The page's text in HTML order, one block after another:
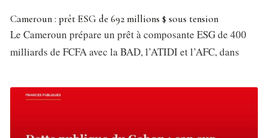
Cameroun : prêt ESG de 692 millions $ sous tension
Le Cameroun prépare un prêt à composante ESG de 400
milliards de FCFA avec la BAD, l’ATIDI et l’AFC, dans